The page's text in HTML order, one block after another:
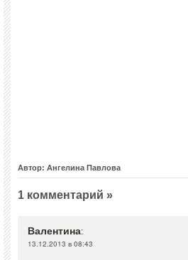
Автор: Ангелина Павлова
1 комментарий »
Валентина:
13.12.2013 в 08:43